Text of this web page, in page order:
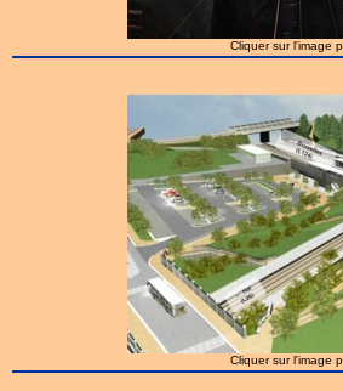
Cliquer sur l'image
Cliquer sur l'image